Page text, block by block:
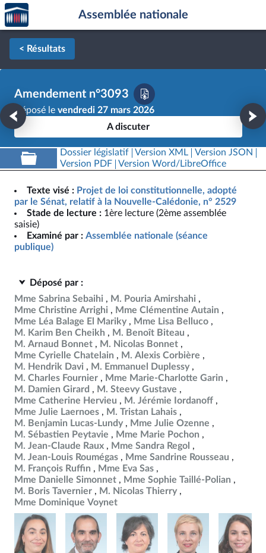
Aller au contenu
Aller en bas de la page
Accèder
à la
page
d'accueil
Assemblée nationale
< Résultats
Amendement n°3093
Déposé le vendredi 27 mars 2026
A discuter
Dossier législatif Version XML
Version JSON
Version PDF
Version Word/LibreOffice
Texte visé : Projet de loi constitutionnelle, adopté
par le Sénat, relatif à la Nouvelle-Calédonie, n° 2529
Stade de lecture : 1ère lecture (2ème assemblée
saisie)
Examiné par : Assemblée nationale (séance
publique)
Déposé par :
Mme Sabrina Sebaihi
M. Pouria Amirshahi
Mme Christine Arrighi
Mme Clémentine Autain
Mme Léa Balage El Mariky
Mme Lisa Belluco
M. Karim Ben Cheikh
M. Benoît Biteau
M. Arnaud Bonnet
M. Nicolas Bonnet
Mme Cyrielle Chatelain
M. Alexis Corbière
M. Hendrik Davi
M. Emmanuel Duplessy
M. Charles Fournier
Mme Marie-Charlotte Garin
M. Damien Girard
M. Steevy Gustave
Mme Catherine Hervieu
M. Jérémie Iordanoff
Mme Julie Laernoes
M. Tristan Lahais
M. Benjamin Lucas-Lundy
Mme Julie Ozenne
M. Sébastien Peytavie
Mme Marie Pochon
M. Jean-Claude Raux
Mme Sandra Regol
M. Jean-Louis Roumégas
Mme Sandrine Rousseau
M. François Ruffin
Mme Eva Sas
Mme Danielle Simonnet
Mme Sophie Taillé-Polian
M. Boris Tavernier
M. Nicolas Thierry
Mme Dominique Voynet